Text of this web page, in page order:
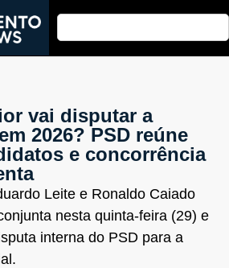
vai disputar a
2026? PSD reúne
e concorrência
Leite e Ronaldo Caiado
nesta quinta-feira (29) e
interna do PSD para a